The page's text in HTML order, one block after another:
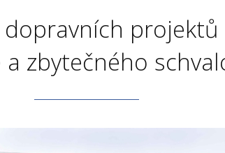
projektů
zbytečného